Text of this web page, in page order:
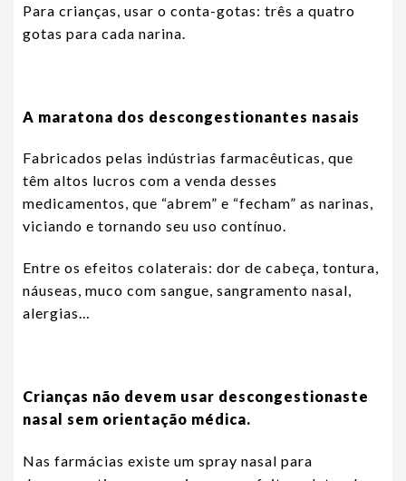
Para crianças, usar o conta-gotas: três a quatro
gotas para cada narina.
A maratona dos descongestionantes nasais
Fabricados pelas indústrias farmacêuticas, que
têm altos lucros com a venda desses
medicamentos, que “abrem” e “fecham” as narinas,
viciando e tornando seu uso contínuo.
Entre os efeitos colaterais: dor de cabeça, tontura,
náuseas, muco com sangue, sangramento nasal,
alergias…
Crianças não devem usar descongestionaste
nasal sem orientação médica.
Nas farmácias existe um spray nasal para